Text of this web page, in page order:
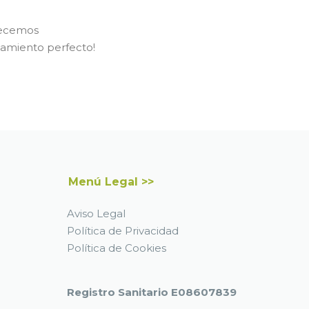
perfecto!
Menú Legal >>
Aviso Legal
Política de Privacidad
Política de Cookies
Registro Sanitario E08607839